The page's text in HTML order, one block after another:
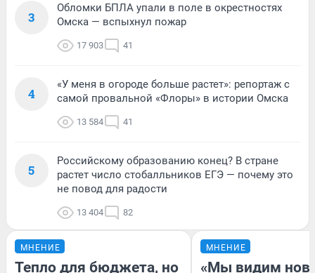
3
Обломки БПЛА упали в поле в окрестностях
Омска — вспыхнул пожар
17 903 41
4
«У меня в огороде больше растет»: репортаж с
самой провальной «Флоры» в истории Омска
13 584 41
5
Российскому образованию конец? В стране
растет число стобалльников ЕГЭ — почему это
не повод для радости
13 404 82
МНЕНИЕ
Тепло для бюджета, но
МНЕНИЕ
«Мы видим